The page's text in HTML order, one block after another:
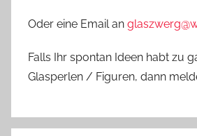
Oder eine Email an
Falls Ihr spontan Ideen habt zu
Glasperlen / Figuren, dann